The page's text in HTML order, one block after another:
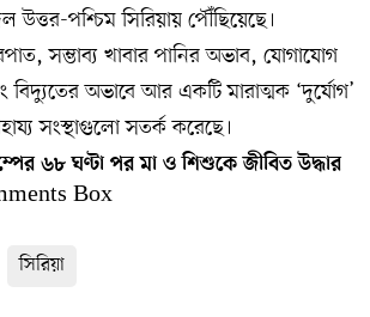
উত্তর-পশ্চিম সিরিয়ায় পৌঁছিয়েছে।
সম্ভাব্য খাবার পানির অভাব, যোগাযোগ
বিদ্যুতের অভাবে আর একটি মারাত্মক ‘দুর্যোগ’
সংস্থাগুলো সতর্ক করেছে।
৬৮ ঘণ্টা পর মা ও শিশুকে জীবিত উদ্ধার
Box
সিরিয়া